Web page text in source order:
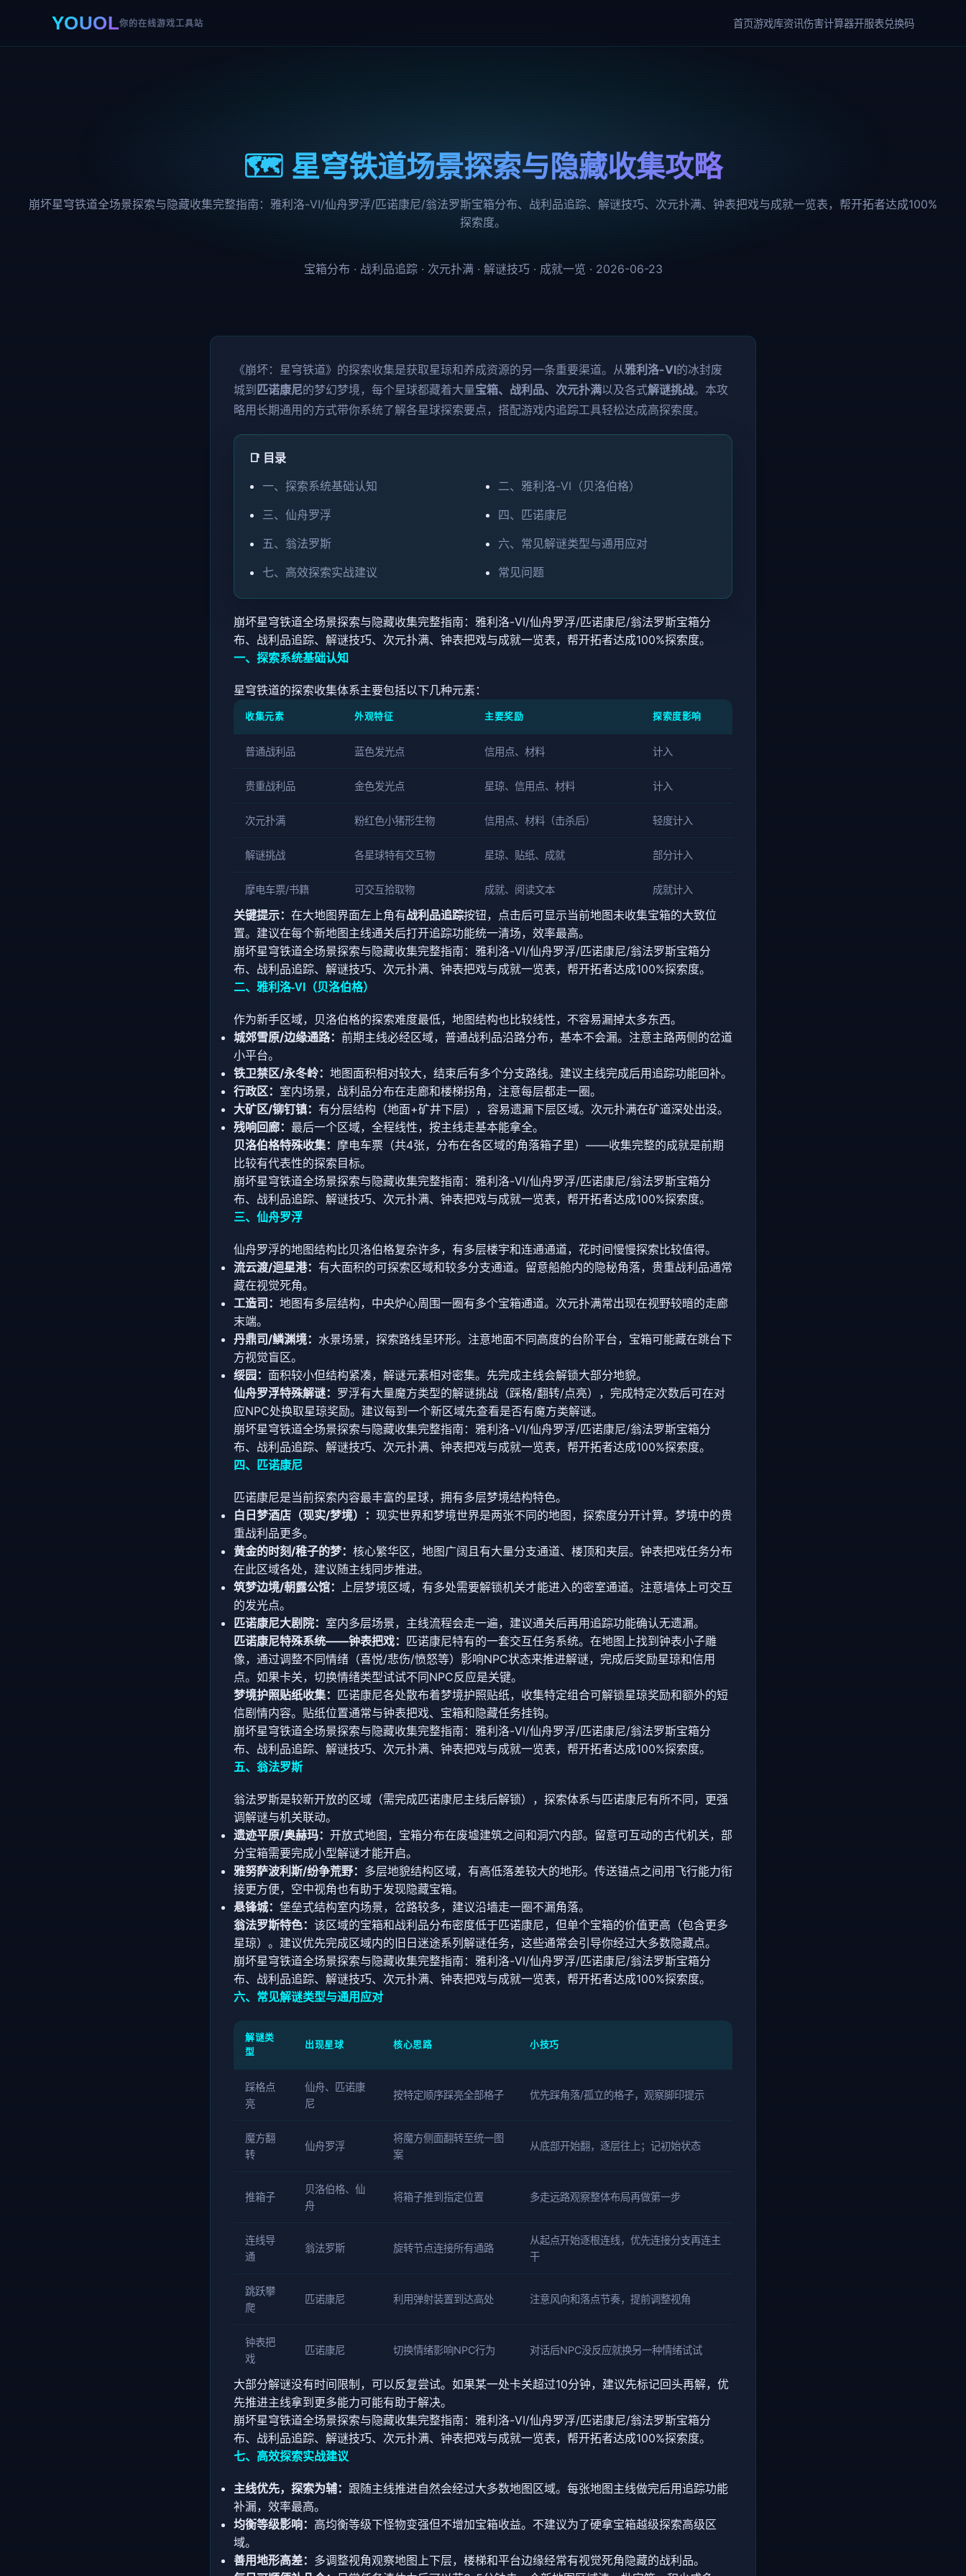
YOUOL你的在线游戏工具站 首页游戏库资讯伤害计算器开服表兑换码
🗺️ 星穹铁道场景探索与隐藏收集攻略
崩坏星穹铁道全场景探索与隐藏收集完整指南：雅利洛-VI/仙舟罗浮/匹诺康尼/翁法罗斯宝箱分布、战利品追踪、解谜技巧、次元扑满、钟表把戏与成就一览表，帮开拓者达成100%
探索度。
宝箱分布 · 战利品追踪 · 次元扑满 · 解谜技巧 · 成就一览 · 2026-06-23
《崩坏：星穹铁道》的探索收集是获取星琼和养成资源的另一条重要渠道。从雅利洛-VI的冰封废
城到 匹诺康尼的梦幻梦境，每个星球都藏着大量宝箱、战利品、次元扑满以及各式解谜挑战。本攻
略用长期通用的方式带你系统了解各星球探索要点，搭配游戏内追踪工具轻松达成高探索度。
📑 目录
一、探索系统基础认知
二、雅利洛-VI（贝洛伯格）
三、仙舟罗浮
四、匹诺康尼
五、翁法罗斯
六、常见解谜类型与通用应对
七、高效探索实战建议
常见问题
崩坏星穹铁道全场景探索与隐藏收集完整指南：雅利洛-VI/仙舟罗浮/匹诺康尼/翁法罗斯宝箱分
布、战利品追踪、解谜技巧、次元扑满、钟表把戏与成就一览表，帮开拓者达成100%探索度。
一、探索系统基础认知
星穹铁道的探索收集体系主要包括以下几种元素：
收集元素 外观特征 主要奖励 探索度影响
普通战利品 蓝色发光点 信用点、材料 计入
贵重战利品 金色发光点 星琼、信用点、材料 计入
次元扑满 粉红色小猪形生物 信用点、材料（击杀后） 轻度计入
解谜挑战 各星球特有交互物 星琼、贴纸、成就 部分计入
摩电车票/书籍 可交互拾取物 成就、阅读文本 成就计入
关键提示： 在大地图界面左上角有战利品追踪按钮，点击后可显示当前地图未收集宝箱的大致位
置。建议在每个新地图主线通关后打开追踪功能统一清场，效率最高。
崩坏星穹铁道全场景探索与隐藏收集完整指南：雅利洛-VI/仙舟罗浮/匹诺康尼/翁法罗斯宝箱分
布、战利品追踪、解谜技巧、次元扑满、钟表把戏与成就一览表，帮开拓者达成100%探索度。
二、雅利洛-VI（贝洛伯格）
作为新手区域，贝洛伯格的探索难度最低，地图结构也比较线性，不容易漏掉太多东西。
城郊雪原/边缘通路： 前期主线必经区域，普通战利品沿路分布，基本不会漏。注意主路两侧的岔道
小平台。
铁卫禁区/永冬岭： 地图面积相对较大，结束后有多个分支路线。建议主线完成后用追踪功能回补。
行政区： 室内场景，战利品分布在走廊和楼梯拐角，注意每层都走一圈。
大矿区/铆钉镇： 有分层结构（地面+矿井下层），容易遗漏下层区域。次元扑满在矿道深处出没。
残响回廊： 最后一个区域，全程线性，按主线走基本能拿全。
贝洛伯格特殊收集： 摩电车票（共4张，分布在各区域的角落箱子里）——收集完整的成就是前期
比较有代表性的探索目标。
崩坏星穹铁道全场景探索与隐藏收集完整指南：雅利洛-VI/仙舟罗浮/匹诺康尼/翁法罗斯宝箱分
布、战利品追踪、解谜技巧、次元扑满、钟表把戏与成就一览表，帮开拓者达成100%探索度。
三、仙舟罗浮
仙舟罗浮的地图结构比贝洛伯格复杂许多，有多层楼宇和连通通道，花时间慢慢探索比较值得。
流云渡/迴星港： 有大面积的可探索区域和较多分支通道。留意船舱内的隐秘角落，贵重战利品通常
藏在视觉死角。
工造司： 地图有多层结构，中央炉心周围一圈有多个宝箱通道。次元扑满常出现在视野较暗的走廊
末端。
丹鼎司/鳞渊境： 水景场景，探索路线呈环形。注意地面不同高度的台阶平台，宝箱可能藏在跳台下
方视觉盲区。
绥园： 面积较小但结构紧凑，解谜元素相对密集。先完成主线会解锁大部分地貌。
仙舟罗浮特殊解谜： 罗浮有大量魔方类型的解谜挑战（踩格/翻转/点亮），完成特定次数后可在对
应NPC处换取星琼奖励。建议每到一个新区域先查看是否有魔方类解谜。
崩坏星穹铁道全场景探索与隐藏收集完整指南：雅利洛-VI/仙舟罗浮/匹诺康尼/翁法罗斯宝箱分
布、战利品追踪、解谜技巧、次元扑满、钟表把戏与成就一览表，帮开拓者达成100%探索度。
四、匹诺康尼
匹诺康尼是当前探索内容最丰富的星球，拥有多层梦境结构特色。
白日梦酒店（现实/梦境）： 现实世界和梦境世界是两张不同的地图，探索度分开计算。梦境中的贵
重战利品更多。
黄金的时刻/稚子的梦： 核心繁华区，地图广阔且有大量分支通道、楼顶和夹层。钟表把戏任务分布
在此区域各处，建议随主线同步推进。
筑梦边境/朝露公馆： 上层梦境区域，有多处需要解锁机关才能进入的密室通道。注意墙体上可交互
的发光点。
匹诺康尼大剧院： 室内多层场景，主线流程会走一遍，建议通关后再用追踪功能确认无遗漏。
匹诺康尼特殊系统——钟表把戏： 匹诺康尼特有的一套交互任务系统。在地图上找到钟表小子雕
像，通过调整不同情绪（喜悦/悲伤/愤怒等）影响NPC状态来推进解谜，完成后奖励星琼和信用
点。如果卡关，切换情绪类型试试不同NPC反应是关键。
梦境护照贴纸收集： 匹诺康尼各处散布着梦境护照贴纸，收集特定组合可解锁星琼奖励和额外的短
信剧情内容。贴纸位置通常与钟表把戏、宝箱和隐藏任务挂钩。
崩坏星穹铁道全场景探索与隐藏收集完整指南：雅利洛-VI/仙舟罗浮/匹诺康尼/翁法罗斯宝箱分
布、战利品追踪、解谜技巧、次元扑满、钟表把戏与成就一览表，帮开拓者达成100%探索度。
五、翁法罗斯
翁法罗斯是较新开放的区域（需完成匹诺康尼主线后解锁），探索体系与匹诺康尼有所不同，更强
调解谜与机关联动。
遗迹平原/奥赫玛： 开放式地图，宝箱分布在废墟建筑之间和洞穴内部。留意可互动的古代机关，部
分宝箱需要完成小型解谜才能开启。
雅努萨波利斯/纷争荒野： 多层地貌结构区域，有高低落差较大的地形。传送锚点之间用飞行能力衔
接更方便，空中视角也有助于发现隐藏宝箱。
悬锋城： 堡垒式结构室内场景，岔路较多，建议沿墙走一圈不漏角落。
翁法罗斯特色： 该区域的宝箱和战利品分布密度低于匹诺康尼，但单个宝箱的价值更高（包含更多
星琼）。建议优先完成区域内的旧日迷途系列解谜任务，这些通常会引导你经过大多数隐藏点。
崩坏星穹铁道全场景探索与隐藏收集完整指南：雅利洛-VI/仙舟罗浮/匹诺康尼/翁法罗斯宝箱分
布、战利品追踪、解谜技巧、次元扑满、钟表把戏与成就一览表，帮开拓者达成100%探索度。
六、常见解谜类型与通用应对
解谜类
型
出现星球 核心思路 小技巧
踩格点
亮
仙舟、匹诺康
尼
按特定顺序踩亮全部格子 优先踩角落/孤立的格子，观察脚印提示
魔方翻
转
仙舟罗浮
将魔方侧面翻转至统一图
案
从底部开始翻，逐层往上；记初始状态
推箱子
贝洛伯格、仙
舟
将箱子推到指定位置 多走远路观察整体布局再做第一步
连线导
通
翁法罗斯 旋转节点连接所有通路
从起点开始逐根连线，优先连接分支再连主
干
跳跃攀
爬
匹诺康尼 利用弹射装置到达高处 注意风向和落点节奏，提前调整视角
钟表把
戏
匹诺康尼 切换情绪影响NPC行为 对话后NPC没反应就换另一种情绪试试
大部分解谜没有时间限制，可以反复尝试。如果某一处卡关超过10分钟，建议先标记回头再解，优
先推进主线拿到更多能力可能有助于解决。
崩坏星穹铁道全场景探索与隐藏收集完整指南：雅利洛-VI/仙舟罗浮/匹诺康尼/翁法罗斯宝箱分
布、战利品追踪、解谜技巧、次元扑满、钟表把戏与成就一览表，帮开拓者达成100%探索度。
七、高效探索实战建议
主线优先，探索为辅： 跟随主线推进自然会经过大多数地图区域。每张地图主线做完后用追踪功能
补漏，效率最高。
均衡等级影响： 高均衡等级下怪物变强但不增加宝箱收益。不建议为了硬拿宝箱越级探索高级区
域。
善用地形高差： 多调整视角观察地图上下层，楼梯和平台边缘经常有视觉死角隐藏的战利品。